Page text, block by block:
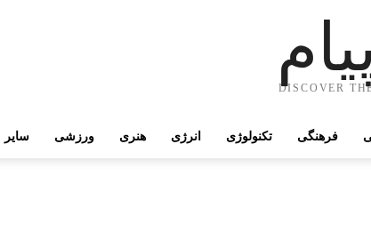
DISCOVER
فرهنگی تکنولوژی انرژی هنری ورزشی سایر